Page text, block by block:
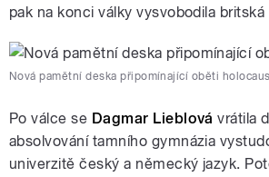
pak na konci války vysvobodila britská
Nová pamětní deska připomínající oběti
Po válce se Dagmar Lieblová vrátila
absolvování tamního gymnázia
univerzitě český a německý jazyk.